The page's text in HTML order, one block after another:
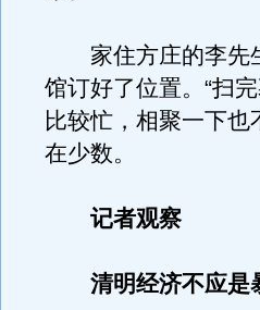
家住方庄的李先
馆订好了位置。“扫
比较忙，相聚一下也
在少数。
记者观察
清明经济不应是